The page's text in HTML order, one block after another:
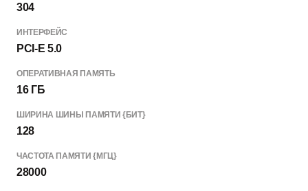
304
ИНТЕРФЕЙС
PCI-E 5.0
ОПЕРАТИВНАЯ ПАМЯТЬ
16 ГБ
ШИРИНА ШИНЫ ПАМЯТИ {БИТ}
128
ЧАСТОТА ПАМЯТИ {МГЦ}
28000